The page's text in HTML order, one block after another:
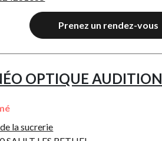
Prenez un rendez-vous
OPTIQUE AUDITION
la sucrerie